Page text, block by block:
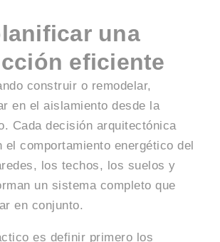
una
eficiente
construir o remodelar,
en el aislamiento desde la
Cada decisión arquitectónica
el comportamiento energético del
los techos, los suelos y
un sistema completo que
en conjunto.
es definir primero los